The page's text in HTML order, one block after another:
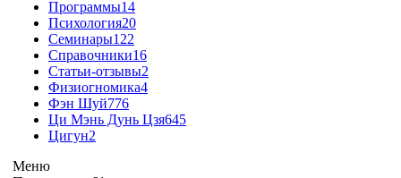
Программы14
Психология20
Семинары122
Справочники16
Статьи-отзывы2
Физиогномика4
Фэн Шуй776
Ци Мэнь Дунь Цзя645
Цигун2
Меню